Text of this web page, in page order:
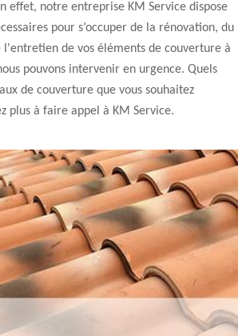
effet, notre entreprise KM Service dispose
pour s’occuper de la rénovation, du
l'entretien de vos éléments de couverture à
pouvons intervenir en urgence. Quels
de couverture que vous souhaitez
plus à faire appel à KM Service.